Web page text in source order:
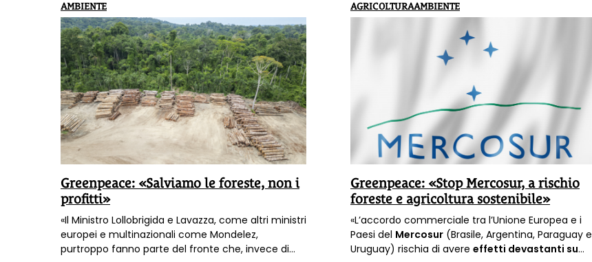
AMBIENTE
Greenpeace: «Salviamo le foreste, non i
profitti»
«Il Ministro Lollobrigida e Lavazza, come altri ministri
europei e multinazionali come Mondelez,
purtroppo fanno parte del fronte che, invece di
AGRICOLTURAAMBIENTE
Greenpeace: «Stop Mercosur, a rischio
foreste e agricoltura sostenibile»
«L’accordo commerciale tra l’Unione Europea e i
Paesi del Mercosur (Brasile, Argentina, Paraguay e
Uruguay) rischia di avere effetti devastanti su